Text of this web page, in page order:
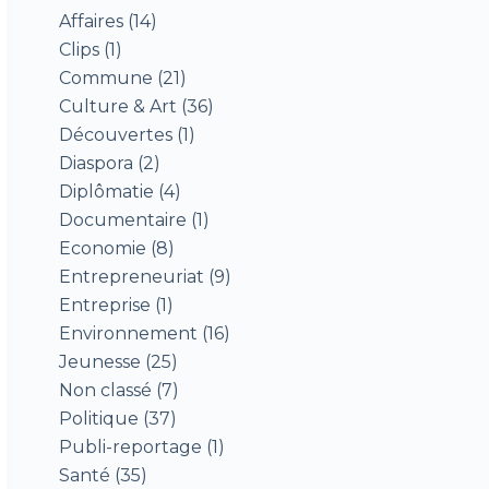
Affaires (14)
Clips (1)
Commune (21)
Culture & Art (36)
Découvertes (1)
Diaspora (2)
Diplômatie (4)
Documentaire (1)
Economie (8)
Entrepreneuriat (9)
Entreprise (1)
Environnement (16)
Jeunesse (25)
Non classé (7)
Politique (37)
Publi-reportage (1)
Santé (35)